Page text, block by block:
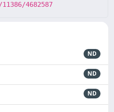
4682587
ND
ND
ND